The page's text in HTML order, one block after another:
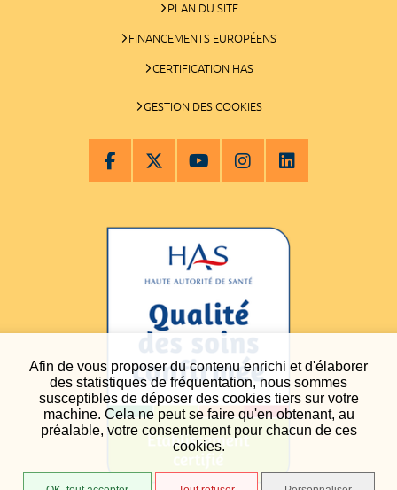
Afin de vous proposer du contenu enrichi et d'élaborer
des statistiques de fréquentation, nous sommes
susceptibles de déposer des cookies tiers sur votre
machine. Cela ne peut se faire qu'en obtenant, au
préalable, votre consentement pour chacun de ces
cookies.
PLAN DU SITE
FINANCEMENTS EUROPÉENS
CERTIFICATION HAS
GESTION DES COOKIES